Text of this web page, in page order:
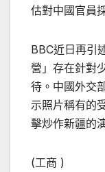
估對中國官員
BBC近日再引
營」存在針對
待。中國外交
示照片稱有的
擊炒作新疆的
(工商 )